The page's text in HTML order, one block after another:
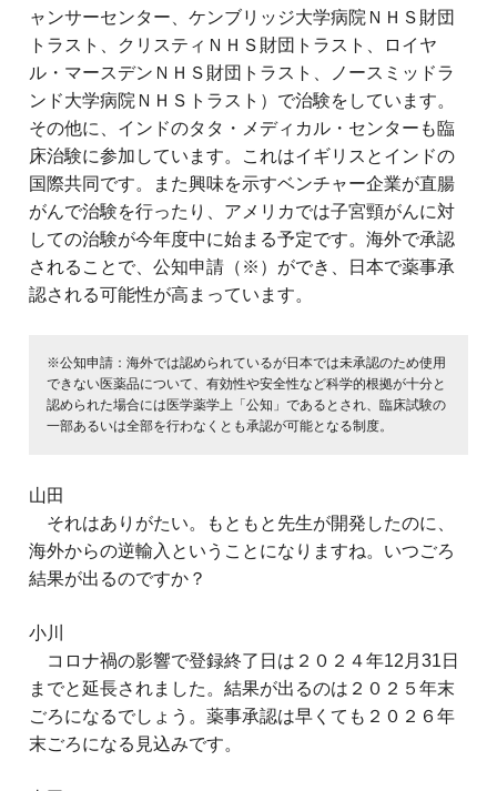
ャンサーセンター、ケンブリッジ大学病院ＮＨＳ財団
トラスト、クリスティＮＨＳ財団トラスト、ロイヤ
ル・マースデンＮＨＳ財団トラスト、ノースミッドラ
ンド大学病院ＮＨＳトラスト）で治験をしています。
その他に、インドのタタ・メディカル・センターも臨
床治験に参加しています。これはイギリスとインドの
国際共同です。また興味を示すベンチャー企業が直腸
がんで治験を行ったり、アメリカでは子宮頸がんに対
しての治験が今年度中に始まる予定です。海外で承認
されることで、公知申請（※）ができ、日本で薬事承
認される可能性が高まっています。
※公知申請：海外では認められているが日本では未承認のため使用
できない医薬品について、有効性や安全性など科学的根拠が十分と
認められた場合には医学薬学上「公知」であるとされ、臨床試験の
一部あるいは全部を行わなくとも承認が可能となる制度。
山田
それはありがたい。もともと先生が開発したのに、
海外からの逆輸入ということになりますね。いつごろ
結果が出るのですか？
小川
コロナ禍の影響で登録終了日は２０２４年12月31日
までと延長されました。結果が出るのは２０２５年末
ごろになるでしょう。薬事承認は早くても２０２６年
末ごろになる見込みです。